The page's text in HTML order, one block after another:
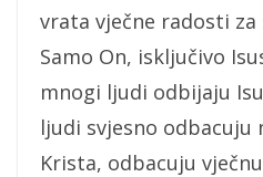
vrata vječne radosti za
Samo On, isključivo
mnogi ljudi odbijaju
ljudi svjesno odbacuju
Krista, odbacuju